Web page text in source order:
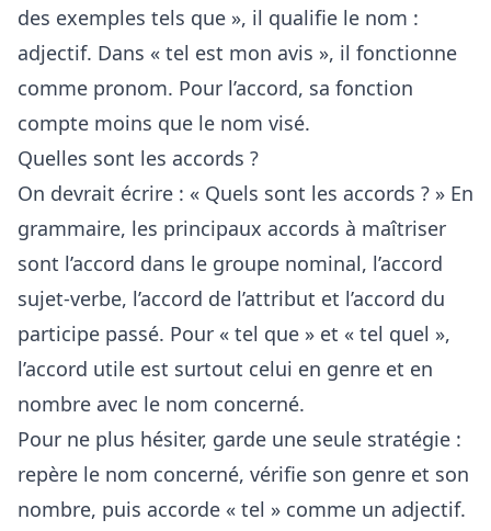
des exemples tels que », il qualifie le nom :
adjectif. Dans « tel est mon avis », il fonctionne
comme pronom. Pour l’accord, sa fonction
compte moins que le nom visé.
Quelles sont les accords ?
On devrait écrire : « Quels sont les accords ? » En
grammaire, les principaux accords à maîtriser
sont l’accord dans le groupe nominal, l’accord
sujet-verbe, l’accord de l’attribut et l’accord du
participe passé. Pour « tel que » et « tel quel »,
l’accord utile est surtout celui en genre et en
nombre avec le nom concerné.
Pour ne plus hésiter, garde une seule stratégie :
repère le nom concerné, vérifie son genre et son
nombre, puis accorde « tel » comme un adjectif.